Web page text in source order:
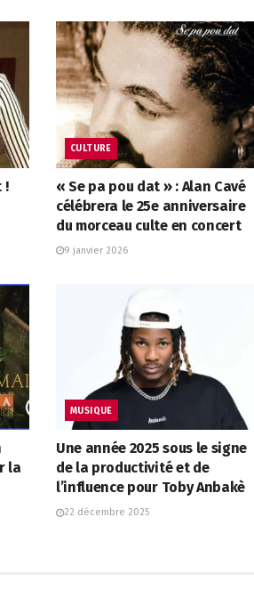
!
CULTURE
« Se pa pou dat » : Alan Cavé
célébrera le 25e anniversaire
du morceau culte en concert
9 janvier 2026
la
MUSIQUE
Une année 2025 sous le signe
de la productivité et de
l’influence pour Toby Anbakè
22 décembre 2025